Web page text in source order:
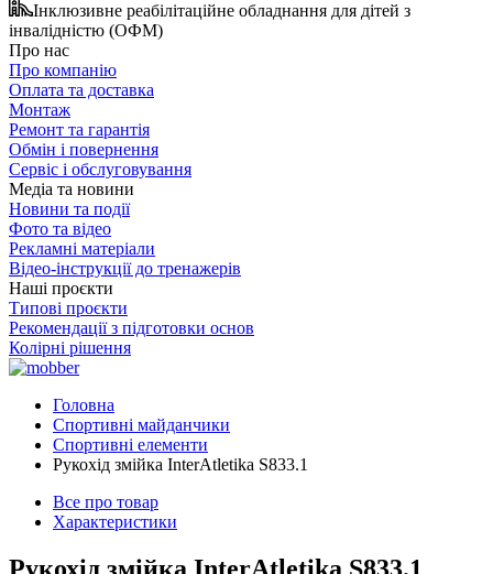
Інклюзивне реабілітаційне обладнання для дітей з
інвалідністю (ОФМ)
Про нас
Про компанію
Оплата та доставка
Монтаж
Ремонт та гарантія
Обмін і повернення
Сервіс і обслуговування
Медіа та новини
Новини та події
Фото та відео
Рекламні матеріали
Відео-інструкції до тренажерів
Наші проєкти
Типові проєкти
Рекомендації з підготовки основ
Колірні рішення
Головна
Спортивні майданчики
Спортивні елементи
Рукохід змійка InterAtletika S833.1
Все про товар
Характеристики